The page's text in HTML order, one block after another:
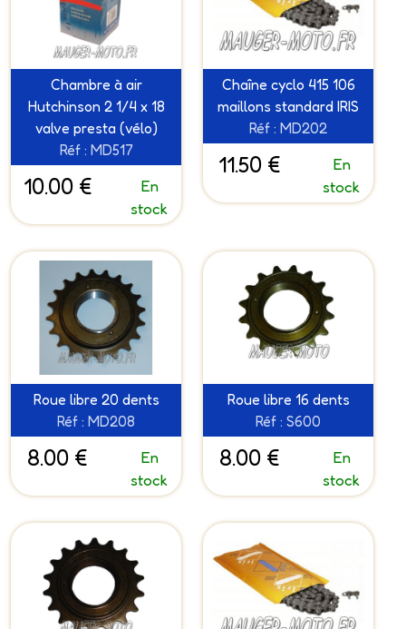
Chambre à air
Hutchinson 2 1/4 x 18
valve presta (vélo)
Réf : MD517
10.00 €
En
stock
Chaîne cyclo 415 106
maillons standard IRIS
Réf : MD202
11.50 €
En
stock
Roue libre 20 dents
Réf : MD208
8.00 €
En
stock
Roue libre 16 dents
Réf : S600
8.00 €
En
stock